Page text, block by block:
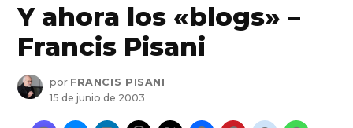
Y ahora los «blogs» –
Francis Pisani
por FRANCIS PISANI
15 de junio de 2003